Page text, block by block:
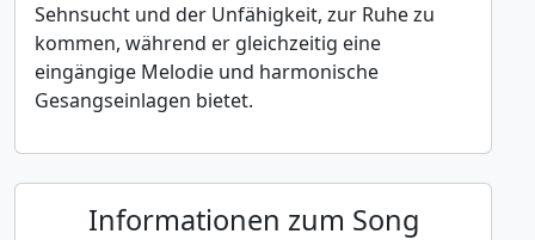
Sehnsucht und der Unfähigkeit, zur Ruhe zu
kommen, während er gleichzeitig eine
eingängige Melodie und harmonische
Gesangseinlagen bietet.
Informationen zum Song